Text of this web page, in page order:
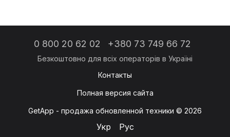
0 800 20 62 02 +380 73 749 66 72
Контакты
Полная версия сайта
GetApp - продажа обновленной техники © 2026
Укр Рус